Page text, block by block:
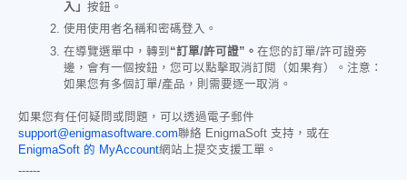
入」 按鈕。
使用使用者名稱和密碼登入。
在導覽選單中，轉到 “訂單/許可證”。 在您的訂單/許可證旁
邊，會有一個按鈕，您可以點擊取消訂閱（如果有）。注意：
如果您有多個訂單/產品，則需要逐一取消。
如果您有任何疑問或問題，可以透過電子郵件
support@enigmasoftware.com聯絡 EnigmaSoft 支持，或在
EnigmaSoft 的 MyAccount網站上提交支援工單。
------